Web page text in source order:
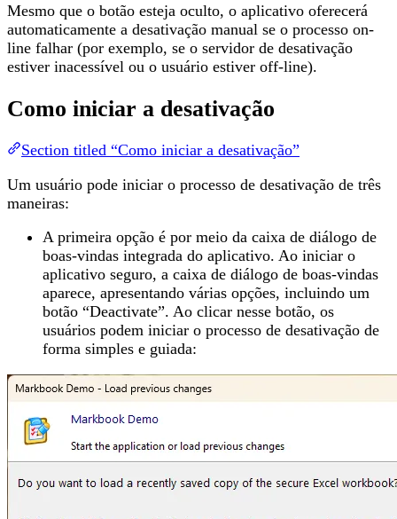
Mesmo que o botão esteja oculto, o aplicativo oferecerá
automaticamente a desativação manual se o processo on-
line falhar (por exemplo, se o servidor de desativação
estiver inacessível ou o usuário estiver off-line).
Como iniciar a desativação
Section titled “Como iniciar a desativação”
Um usuário pode iniciar o processo de desativação de três
maneiras:
A primeira opção é por meio da caixa de diálogo de
boas-vindas integrada do aplicativo. Ao iniciar o
aplicativo seguro, a caixa de diálogo de boas-vindas
aparece, apresentando várias opções, incluindo um
botão “Deactivate”. Ao clicar nesse botão, os
usuários podem iniciar o processo de desativação de
forma simples e guiada: